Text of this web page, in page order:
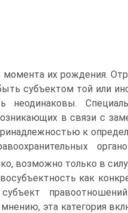
их рождения.
субъектом той или
в связи с
к
возможно только в
как
субъект
эта категория